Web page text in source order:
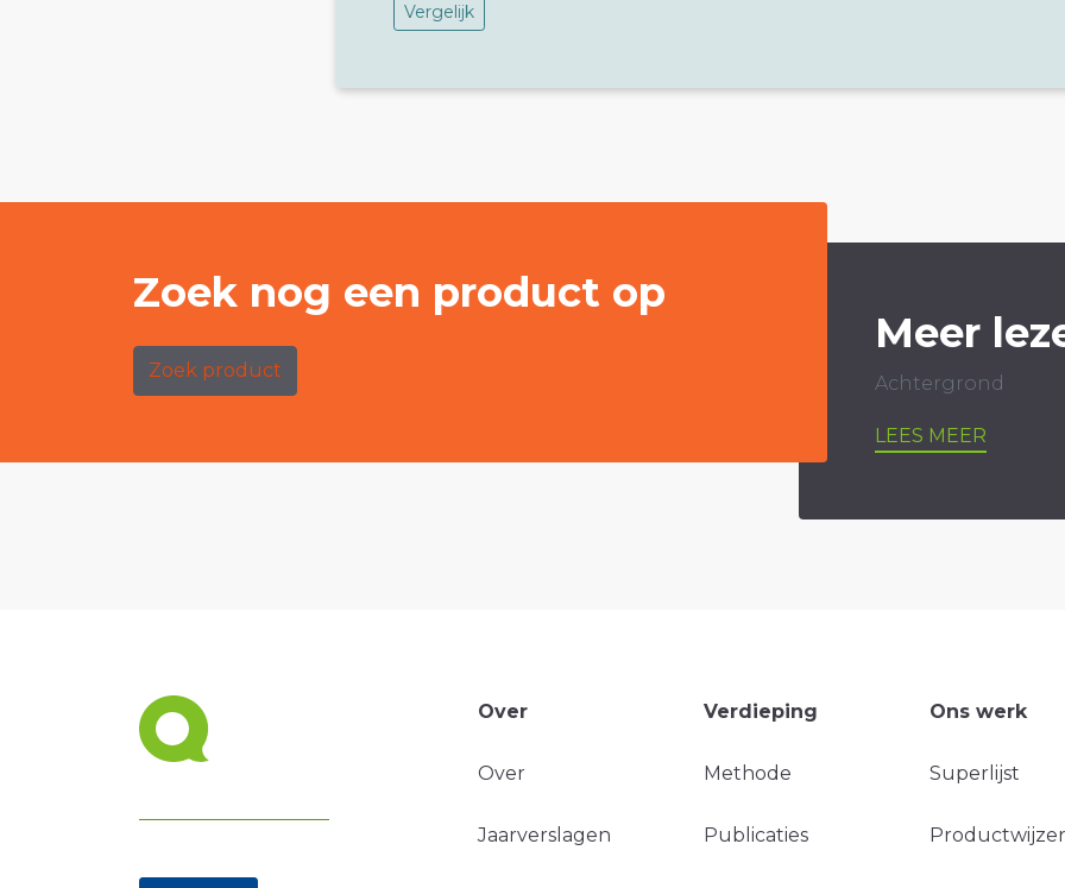
Vergelijk
Zoek nog een product op
Zoek product
Meer
Achtergrond
LEES MEER
Over
Over
Jaarverslagen
Verdieping
Methode
Publicaties
Ons werk
Superlijst